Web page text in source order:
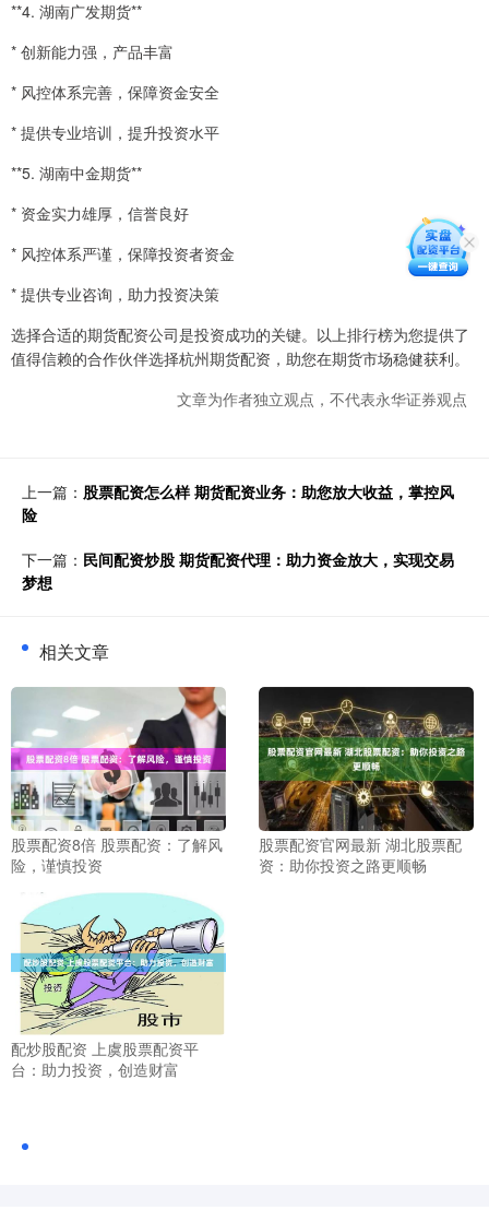
**4. 湖南广发期货**
* 创新能力强，产品丰富
* 风控体系完善，保障资金安全
* 提供专业培训，提升投资水平
**5. 湖南中金期货**
* 资金实力雄厚，信誉良好
* 风控体系严谨，保障投资者资金
* 提供专业咨询，助力投资决策
选择合适的期货配资公司是投资成功的关键。以上排行榜为您提供了
值得信赖的合作伙伴选择杭州期货配资，助您在期货市场稳健获利。
文章为作者独立观点，不代表永华证券观点
上一篇： 股票配资怎么样 期货配资业务：助您放大收益，掌控风
险
下一篇： 民间配资炒股 期货配资代理：助力资金放大，实现交易
梦想
相关文章
股票配资8倍 股票配资：了解风
险，谨慎投资
股票配资官网最新 湖北股票配
资：助你投资之路更顺畅
配炒股配资 上虞股票配资平
台：助力投资，创造财富